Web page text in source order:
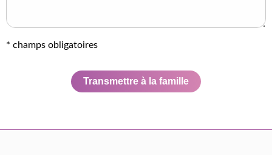
* champs obligatoires
Transmettre à la famille